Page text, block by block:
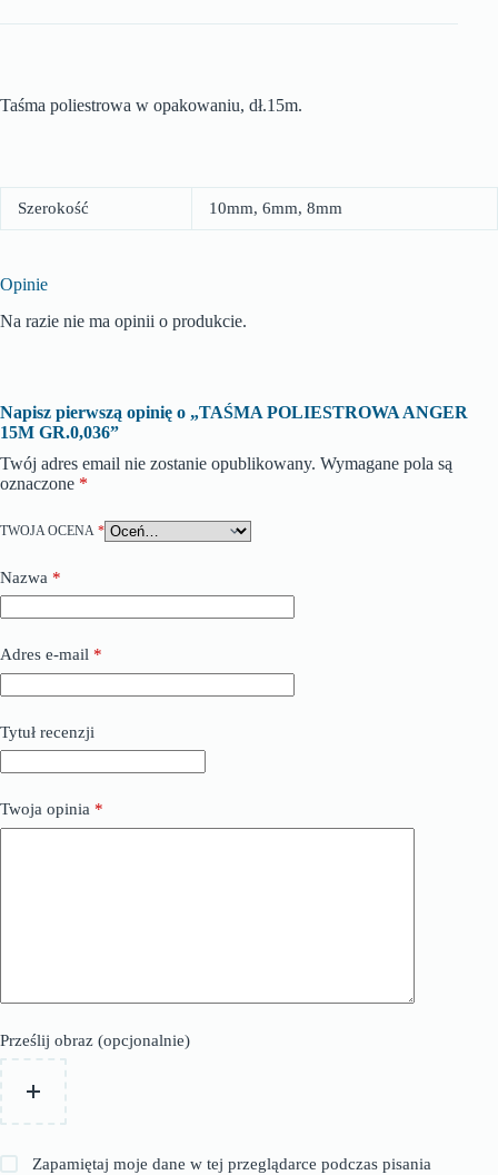
Taśma poliestrowa w opakowaniu, dł.15m.
Szerokość 10mm, 6mm, 8mm
Opinie
Na razie nie ma opinii o produkcie.
Napisz pierwszą opinię o „TAŚMA POLIESTROWA ANGER
15M GR.0,036”
Twój adres email nie zostanie opublikowany. Wymagane pola są
oznaczone *
TWOJA OCENA *
Nazwa *
Adres e-mail *
Tytuł recenzji
Twoja opinia *
Prześlij obraz (opcjonalnie)
Zapamiętaj moje dane w tej przeglądarce podczas pisania